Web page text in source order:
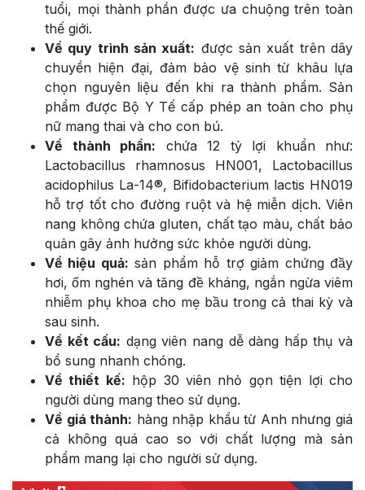
tuổi, mọi thành phần được ưa chuộng trên toàn
thế giới.
Về quy trình sản xuất: được sản xuất trên dây
chuyền hiện đại, đảm bảo vệ sinh từ khâu lựa
chọn nguyên liệu đến khi ra thành phẩm. Sản
phẩm được Bộ Y Tế cấp phép an toàn cho phụ
nữ mang thai và cho con bú.
Về thành phần: chứa 12 tỷ lợi khuẩn như:
Lactobacillus rhamnosus HN001, Lactobacillus
acidophilus La-14®, Bifidobacterium lactis HN019
hỗ trợ tốt cho đường ruột và hệ miễn dịch. Viên
nang không chứa gluten, chất tạo màu, chất bảo
quản gây ảnh hưởng sức khỏe người dùng.
Về hiệu quả: sản phẩm hỗ trợ giảm chứng đầy
hơi, ốm nghén và tăng đề kháng, ngắn ngừa viêm
nhiễm phụ khoa cho mẹ bầu trong cả thai kỳ và
sau sinh.
Về kết cấu: dạng viên nang dễ dàng hấp thụ và
bổ sung nhanh chóng.
Về thiết kế: hộp 30 viên nhỏ gọn tiện lợi cho
người dùng mang theo sử dụng.
Về giá thành: hàng nhập khẩu từ Anh nhưng giá
cả không quá cao so với chất lượng mà sản
phẩm mang lại cho người sử dụng.